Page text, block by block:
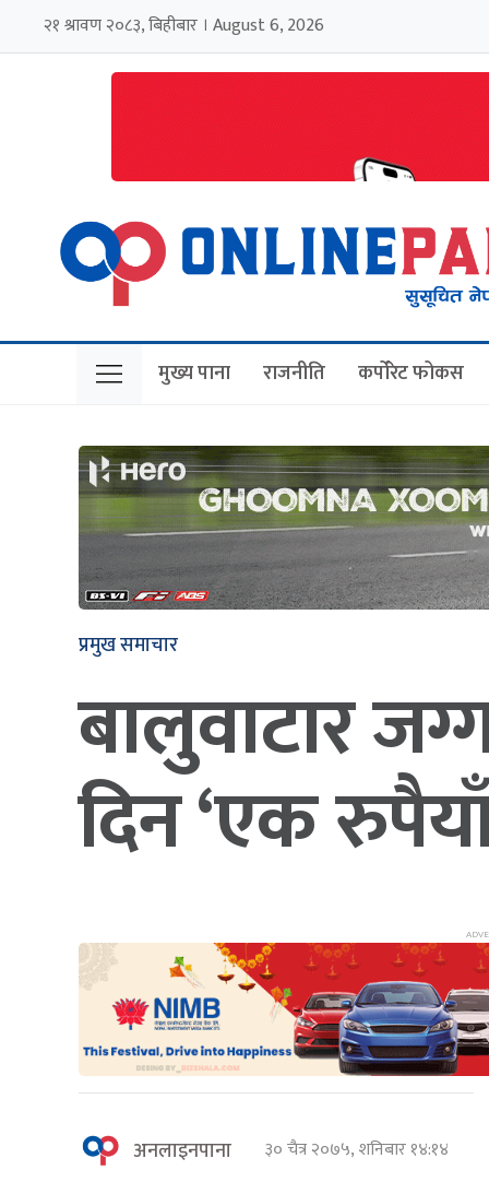
२१ श्रावण २०८३, बिहीबार । August 6, 2026
मुख्य पाना राजनीति कर्पोरेट फोकस
प्रमुख समाचार
बालुवाटार
दिन ‘एक
अनलाइनपाना ३० चैत्र २०७५, शनिबार १४:१४